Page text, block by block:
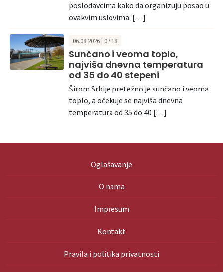
poslodavcima kako da organizuju posao u
ovakvim uslovima. […]
06.08.2026 | 07:18
Sunčano i veoma toplo,
najviša dnevna temperatura
od 35 do 40 stepeni
Širom Srbije pretežno je sunčano i veoma
toplo, a očekuje se najviša dnevna
temperatura od 35 do 40 […]
Oglašavanje
O nama
Impresum
Kontakt
Pravila i politika privatnosti